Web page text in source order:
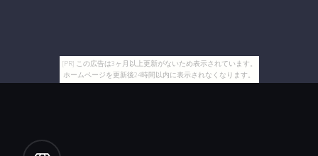
[PR] この広告は3ヶ月以上更新がないため表示されています。
ホームページを更新後24時間以内に表示されなくなります。